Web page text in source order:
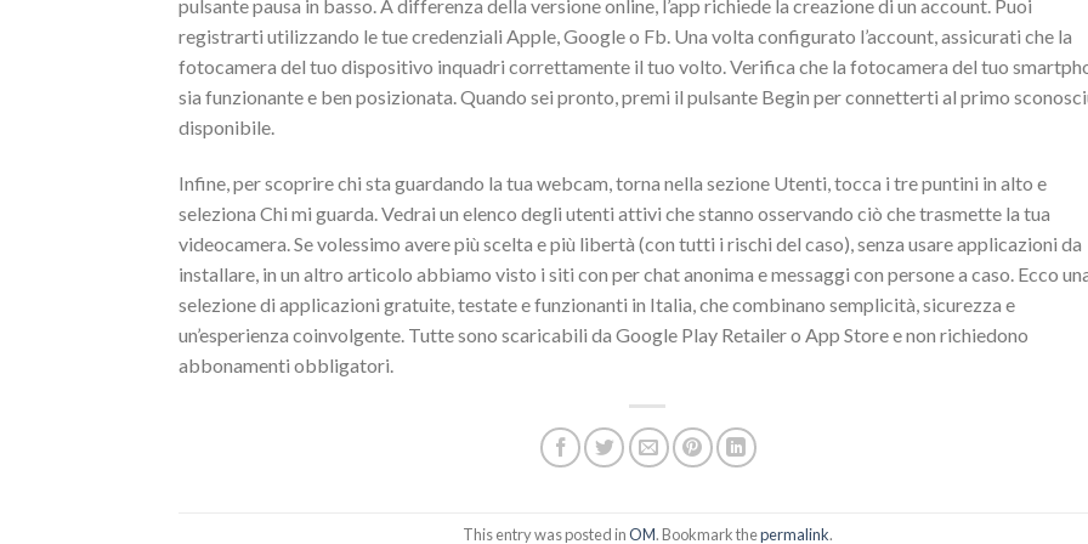
pulsante pausa in basso. A differenza della versione online, l’app richiede la creazione di un account. Puoi
registrarti utilizzando le tue credenziali Apple, Google o Fb. Una volta configurato l’account, assicurati che la
fotocamera del tuo dispositivo inquadri correttamente il tuo volto. Verifica che la fotocamera del tuo
sia funzionante e ben posizionata. Quando sei pronto, premi il pulsante Begin per connetterti al primo
disponibile.
Infine, per scoprire chi sta guardando la tua webcam, torna nella sezione Utenti, tocca i tre puntini in alto e
seleziona Chi mi guarda. Vedrai un elenco degli utenti attivi che stanno osservando ciò che trasmette la tua
videocamera. Se volessimo avere più scelta e più libertà (con tutti i rischi del caso), senza usare applicazioni da
installare, in un altro articolo abbiamo visto i siti con per chat anonima e messaggi con persone a caso. Ecco
selezione di applicazioni gratuite, testate e funzionanti in Italia, che combinano semplicità, sicurezza e
un’esperienza coinvolgente. Tutte sono scaricabili da Google Play Retailer o App Store e non richiedono
abbonamenti obbligatori.
This entry was posted inOM. Bookmark thepermalink.